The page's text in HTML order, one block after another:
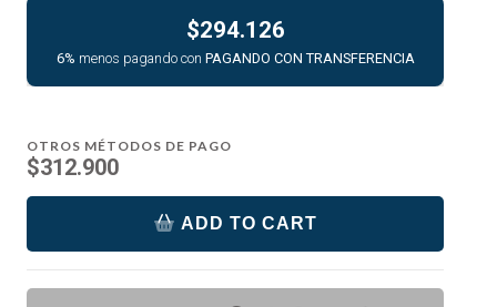
$294.126
6% menos pagando con PAGANDO CON TRANSFERENCIA
OTROS MÉTODOS DE PAGO
$312.900
ADD TO CART